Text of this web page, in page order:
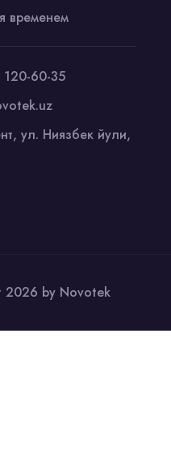
временем
60-35
ул. Ниязбек йули,
by Novotek